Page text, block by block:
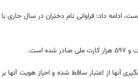
ادامه داد: فراوانی نام دختران در سال جاری با
کد رهگیری آنها از اعتبار ساقط شده و احراز هویت آنها بر